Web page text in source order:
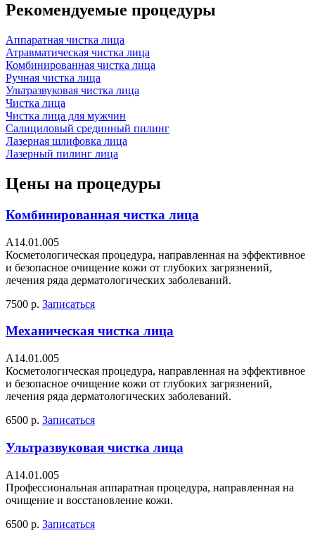
Рекомендуемые процедуры
Аппаратная чистка лица
Атравматическая чистка лица
Комбинированная чистка лица
Ручная чистка лица
Ультразвуковая чистка лица
Чистка лица
Чистка лица для мужчин
Салициловый срединный пилинг
Лазерная шлифовка лица
Лазерный пилинг лица
Цены на процедуры
Комбинированная чистка лица
А14.01.005
Косметологическая процедура, направленная на эффективное
и безопасное очищение кожи от глубоких загрязнений,
лечения ряда дерматологических заболеваний.
7500 р. Записаться
Механическая чистка лица
А14.01.005
Косметологическая процедура, направленная на эффективное
и безопасное очищение кожи от глубоких загрязнений,
лечения ряда дерматологических заболеваний.
6500 р. Записаться
Ультразвуковая чистка лица
А14.01.005
Профессиональная аппаратная процедура, направленная на
очищение и восстановление кожи.
6500 р. Записаться